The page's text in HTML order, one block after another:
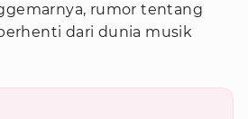
rumor tentang
dari dunia musik